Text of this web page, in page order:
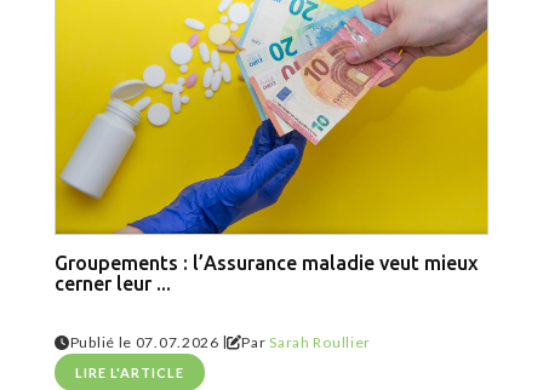
Groupements : l’Assurance maladie veut mieux
cerner leur ...
Publié le 07.07.2026 | ParSarah Roullier
LIRE L'ARTICLE